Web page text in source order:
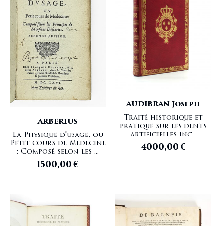
VIGO Giovanni de
WALTER Johann Gottlieb
WILLICH
WILLIS Nataniel
ARBERIUS
La Physique d'usage, ou
Petit cours de Medecine
: Composé selon les ...
1500,00€
AUDIBRAN Joseph
Traité historique et
pratique sur les dents
artificielles inc...
4000,00€